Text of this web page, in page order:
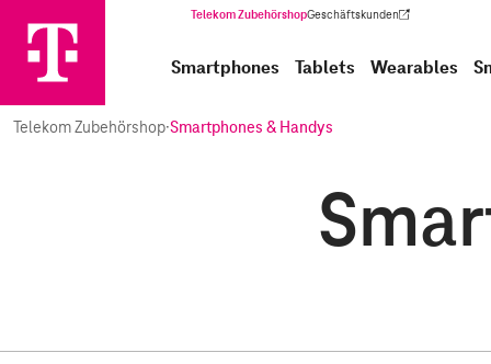
Telekom ZubehörshopGeschäftskunden
(Wird in einem neuen Tab geöffnet)
Smartphones Tablets Wearables
Telekom Zubehörshop·Smartphones & Handys